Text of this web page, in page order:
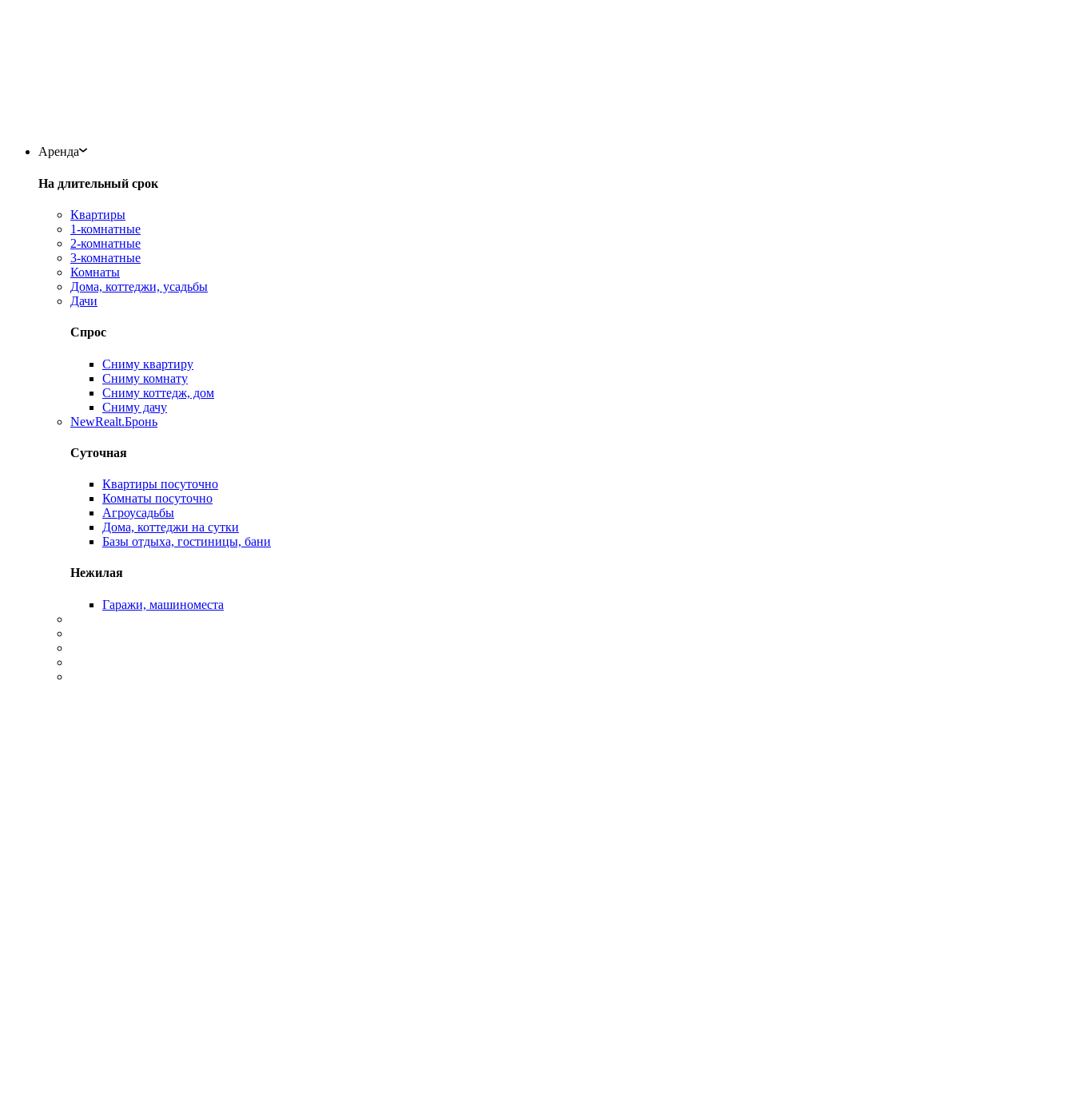
Аренда
На длительный срок
Квартиры
1-комнатные
2-комнатные
3-комнатные
Комнаты
Дома, коттеджи, усадьбы
Дачи
Спрос
Сниму квартиру
Сниму комнату
Сниму коттедж, дом
Сниму дачу
NewRealt.Бронь
Суточная
Квартиры посуточно
Комнаты посуточно
Агроусадьбы
Дома, коттеджи на сутки
Базы отдыха, гостиницы, бани
Нежилая
Гаражи, машиноместа